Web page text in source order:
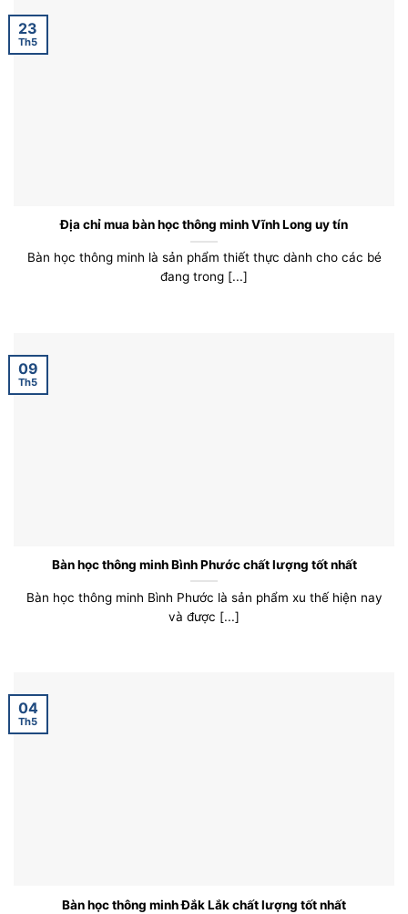
Địa chỉ mua bàn học thông minh Vĩnh Long uy tín
Bàn học thông minh là sản phẩm thiết thực dành cho các bé
đang trong [...]
23
Th5
Bàn học thông minh Bình Phước chất lượng tốt nhất
Bàn học thông minh Bình Phước là sản phẩm xu thế hiện nay
và được [...]
09
Th5
Bàn học thông minh Đắk Lắk chất lượng tốt nhất
04
Th5